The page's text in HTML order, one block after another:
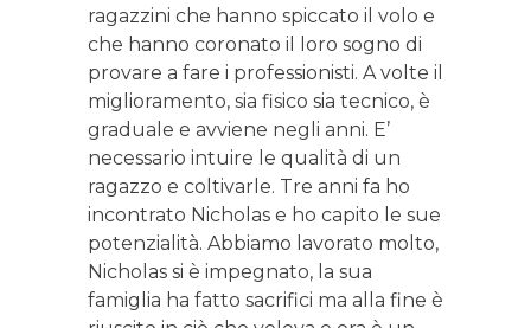
ragazzini che hanno spiccato il volo e
che hanno coronato il loro sogno di
provare a fare i professionisti. A volte il
miglioramento, sia fisico sia tecnico, è
graduale e avviene negli anni. E’
necessario intuire le qualità di un
ragazzo e coltivarle. Tre anni fa ho
incontrato Nicholas e ho capito le sue
potenzialità. Abbiamo lavorato molto,
Nicholas si è impegnato, la sua
famiglia ha fatto sacrifici ma alla fine è